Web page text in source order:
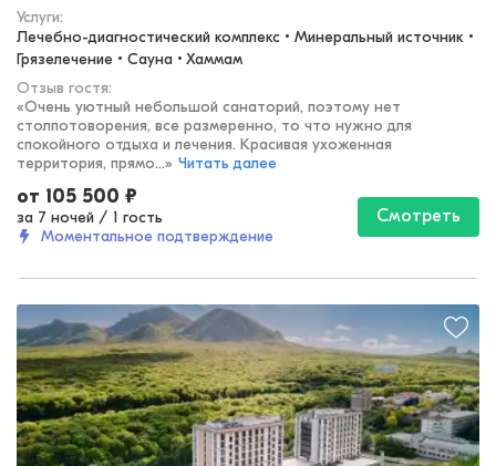
Услуги:
Лечебно-диагностический комплекс • Минеральный источник •
Грязелечение • Сауна • Хаммам
Отзыв гостя:
«Очень уютный небольшой санаторий, поэтому нет
столпотоворения, все размеренно, то что нужно для
спокойного отдыха и лечения. Красивая ухоженная
территория, прямо...» Читать далее
от 105 500 ₽
за 7 ночей / 1 гость
Моментальное подтверждение
Смотреть